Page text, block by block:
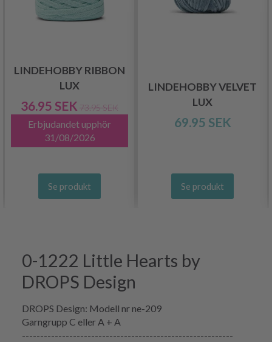
LINDEHOBBY RIBBON
LUX
36.95 SEK 73.95 SEK
Erbjudandet upphör
31/08/2026
Se produkt
LINDEHOBBY VELVET
LUX
69.95 SEK
Se produkt
0-1222 Little Hearts by
DROPS Design
DROPS Design: Modell nr ne-209
Garngrupp C eller A + A
----------------------------------------------------------